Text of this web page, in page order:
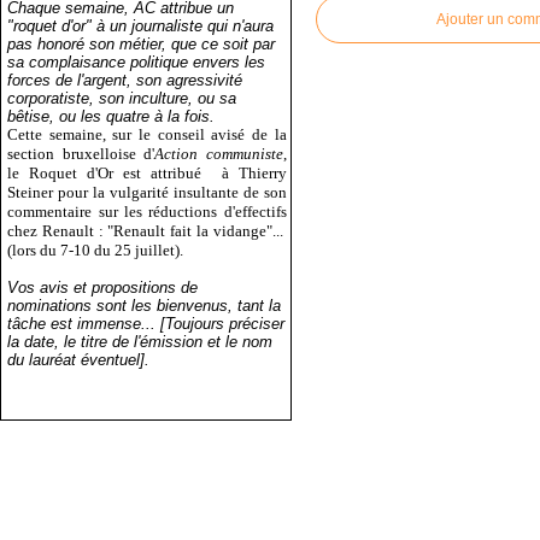
Chaque semaine, AC attribue un
"roquet d'or" à un journaliste qui n'aura
pas honoré son métier, que ce soit par
sa complaisance politique envers les
forces de l'argent, son agressivité
corporatiste, son inculture, ou sa
bêtise, ou les quatre à la fois.
Cette semaine, sur le conseil avisé de la
section bruxelloise d'Action communiste,
le Roquet d'Or est attribué
à Thierry
Steiner pour la vulgarité insultante de son
commentaire sur les réductions d'effectifs
chez Renault : "Renault fait la vidange"...
(lors du 7-10 du 25 juillet).
Vos avis et propositions de
nominations sont les bienvenus, tant la
tâche est immense... [Toujours préciser
la date, le titre de l'émission et le nom
du lauréat éventuel].
Ajouter un